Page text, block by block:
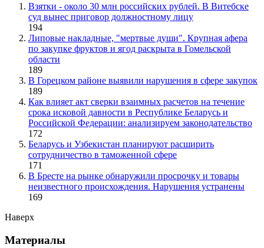
Взятки - около 30 млн российских рублей. В Витебске
суд вынес приговор должностному лицу
194
Липовые накладные, "мертвые души". Крупная афера
по закупке фруктов и ягод раскрыта в Гомельской
области
189
В Горецком районе выявили нарушения в сфере закупок
189
Как влияет акт сверки взаимных расчетов на течение
срока исковой давности в Республике Беларусь и
Российской Федерации: анализируем законодательство
172
Беларусь и Узбекистан планируют расширить
сотрудничество в таможенной сфере
171
В Бресте на рынке обнаружили просрочку и товары
неизвестного происхождения. Нарушения устранены
169
Наверх
Материалы